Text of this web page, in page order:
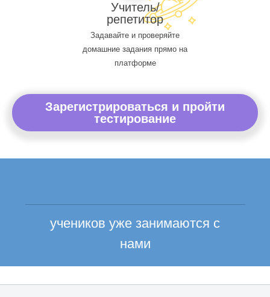
Учитель/
репетитор
Задавайте и проверяйте
домашние задания прямо на
платформе
Зарегистрироваться и пройти
тестирование
учеников уже занимаются с
нами